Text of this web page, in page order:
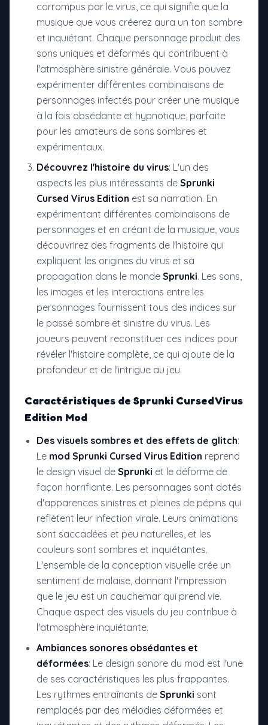
corrompus par le virus, ce qui signifie que la
musique que vous créerez aura un ton sombre
et inquiétant. Chaque personnage produit des
sons uniques et déformés qui contribuent à
l'atmosphère sinistre générale. Vous pouvez
expérimenter différentes combinaisons de
personnages infectés pour créer une musique
à la fois obsédante et hypnotique, parfaite
pour les amateurs de sons sombres et
expérimentaux.
Découvrez l'histoire du virus: L'un des
aspects les plus intéressants de Sprunki
Cursed Virus Edition est sa narration. En
expérimentant différentes combinaisons de
personnages et en créant de la musique, vous
découvrirez des fragments de l'histoire qui
expliquent les origines du virus et sa
propagation dans le monde Sprunki. Les sons,
les images et les interactions entre les
personnages fournissent tous des indices sur
le passé sombre et sinistre du virus. Les
joueurs peuvent reconstituer ces indices pour
révéler l'histoire complète, ce qui ajoute de la
profondeur et de l'intrigue au jeu.
Caractéristiques de Sprunki Cursed Virus
Edition Mod
Des visuels sombres et des effets de glitch:
Le mod Sprunki Cursed Virus Edition reprend
le design visuel de Sprunki et le déforme de
façon horrifiante. Les personnages sont dotés
d'apparences sinistres et pleines de pépins qui
reflètent leur infection virale. Leurs animations
sont saccadées et peu naturelles, et les
couleurs sont sombres et inquiétantes.
L'ensemble de la conception visuelle crée un
sentiment de malaise, donnant l'impression
que le jeu est un cauchemar qui prend vie.
Chaque aspect des visuels du jeu contribue à
l'atmosphère inquiétante.
Ambiances sonores obsédantes et
déformées: Le design sonore du mod est l'une
de ses caractéristiques les plus frappantes.
Les rythmes entraînants de Sprunki sont
remplacés par des mélodies déformées et